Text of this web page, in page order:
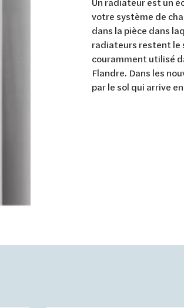
votre système de
dans la pièce dans
radiateurs restent le
couramment utilisé
Flandre. Dans les
par le sol qui arrive